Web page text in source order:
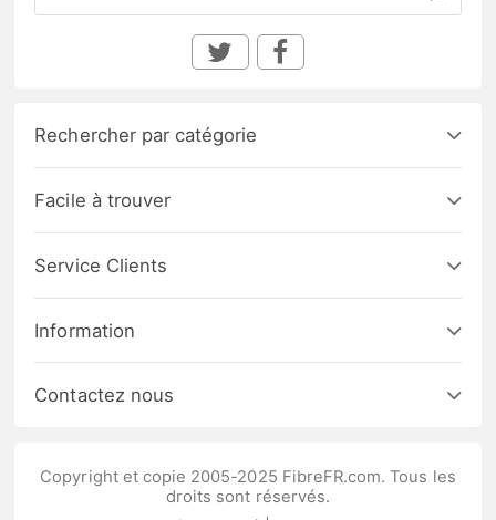
Rechercher par catégorie
Facile à trouver
Service Clients
Information
Contactez nous
Copyright et copie 2005-2025 FibreFR.com. Tous les
droits sont réservés.